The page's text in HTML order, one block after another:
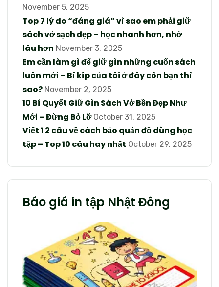
November 5, 2025
Top 7 lý do “đáng giá” vì sao em phải giữ
sách vở sạch đẹp – học nhanh hơn, nhớ
lâu hơn November 3, 2025
Em cần làm gì để giữ gìn những cuốn sách
luôn mới – Bí kíp của tôi ở đây còn bạn thì
sao? November 2, 2025
10 Bí Quyết Giữ Gìn Sách Vở Bền Đẹp Như
Mới – Đừng Bỏ Lỡ October 31, 2025
Viết 1 2 câu về cách bảo quản đồ dùng học
tập – Top 10 câu hay nhất October 29, 2025
Báo giá in tập Nhật Đông